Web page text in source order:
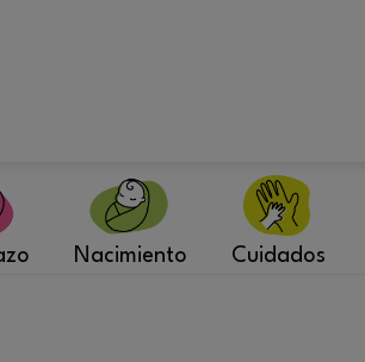
Nacimiento Cuidados